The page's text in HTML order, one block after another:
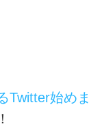
Twitter始めま